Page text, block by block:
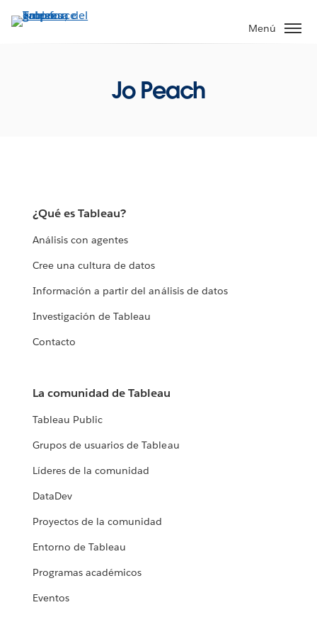
Menú
Jo Peach
¿Qué es Tableau?
Análisis con agentes
Cree una cultura de datos
Información a partir del análisis de datos
Investigación de Tableau
Contacto
La comunidad de Tableau
Tableau Public
Grupos de usuarios de Tableau
Líderes de la comunidad
DataDev
Proyectos de la comunidad
Entorno de Tableau
Programas académicos
Eventos